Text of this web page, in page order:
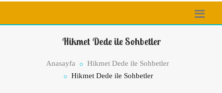
Hikmet Dede ile Sohbetler
Anasayfa
Hikmet Dede ile Sohbetler
Hikmet Dede ile Sohbetler